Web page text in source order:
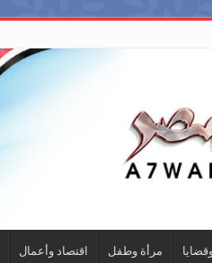
مرأة وطفل اقتصاد وأعمال